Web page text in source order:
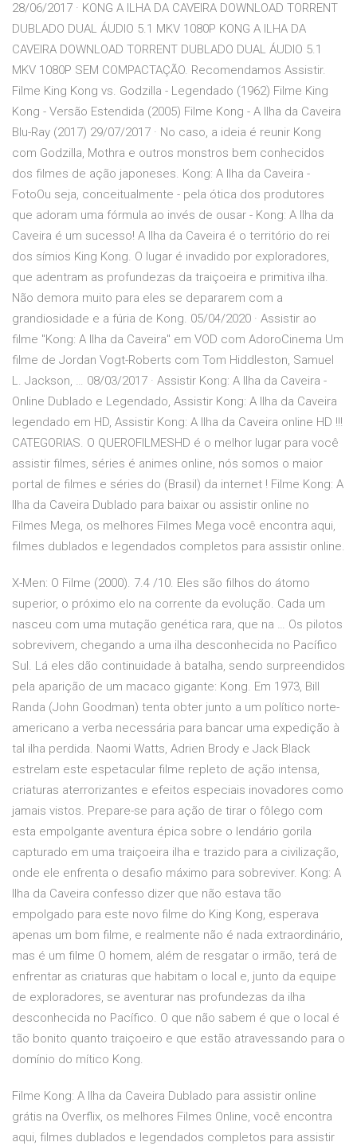
28/06/2017 · KONG A ILHA DA CAVEIRA DOWNLOAD TORRENT
DUBLADO DUAL ÁUDIO 5.1 MKV 1080P KONG A ILHA DA
CAVEIRA DOWNLOAD TORRENT DUBLADO DUAL ÁUDIO 5.1
MKV 1080P SEM COMPACTAÇÃO. Recomendamos Assistir.
Filme King Kong vs. Godzilla - Legendado (1962) Filme King
Kong - Versão Estendida (2005) Filme Kong - A Ilha da Caveira
Blu-Ray (2017) 29/07/2017 · No caso, a ideia é reunir Kong
com Godzilla, Mothra e outros monstros bem conhecidos
dos filmes de ação japoneses. Kong: A Ilha da Caveira -
FotoOu seja, conceitualmente - pela ótica dos produtores
que adoram uma fórmula ao invés de ousar - Kong: A Ilha da
Caveira é um sucesso! A Ilha da Caveira é o território do rei
dos símios King Kong. O lugar é invadido por exploradores,
que adentram as profundezas da traiçoeira e primitiva ilha.
Não demora muito para eles se depararem com a
grandiosidade e a fúria de Kong. 05/04/2020 · Assistir ao
filme "Kong: A Ilha da Caveira" em VOD com AdoroCinema Um
filme de Jordan Vogt-Roberts com Tom Hiddleston, Samuel
L. Jackson, … 08/03/2017 · Assistir Kong: A Ilha da Caveira -
Online Dublado e Legendado, Assistir Kong: A Ilha da Caveira
legendado em HD, Assistir Kong: A Ilha da Caveira online HD !!!
CATEGORIAS. O QUEROFILMESHD é o melhor lugar para você
assistir filmes, séries é animes online, nós somos o maior
portal de filmes e séries do (Brasil) da internet ! Filme Kong: A
Ilha da Caveira Dublado para baixar ou assistir online no
Filmes Mega, os melhores Filmes Mega você encontra aqui,
filmes dublados e legendados completos para assistir online.
X-Men: O Filme (2000). 7.4 /10. Eles são filhos do átomo
superior, o próximo elo na corrente da evolução. Cada um
nasceu com uma mutação genética rara, que na … Os pilotos
sobrevivem, chegando a uma ilha desconhecida no Pacífico
Sul. Lá eles dão continuidade à batalha, sendo surpreendidos
pela aparição de um macaco gigante: Kong. Em 1973, Bill
Randa (John Goodman) tenta obter junto a um político norte-
americano a verba necessária para bancar uma expedição à
tal ilha perdida. Naomi Watts, Adrien Brody e Jack Black
estrelam este espetacular filme repleto de ação intensa,
criaturas aterrorizantes e efeitos especiais inovadores como
jamais vistos. Prepare-se para ação de tirar o fôlego com
esta empolgante aventura épica sobre o lendário gorila
capturado em uma traiçoeira ilha e trazido para a civilização,
onde ele enfrenta o desafio máximo para sobreviver. Kong: A
Ilha da Caveira confesso dizer que não estava tão
empolgado para este novo filme do King Kong, esperava
apenas um bom filme, e realmente não é nada extraordinário,
mas é um filme O homem, além de resgatar o irmão, terá de
enfrentar as criaturas que habitam o local e, junto da equipe
de exploradores, se aventurar nas profundezas da ilha
desconhecida no Pacífico. O que não sabem é que o local é
tão bonito quanto traiçoeiro e que estão atravessando para o
domínio do mítico Kong.
Filme Kong: A Ilha da Caveira Dublado para assistir online
grátis na Overflix, os melhores Filmes Online, você encontra
aqui, filmes dublados e legendados completos para assistir